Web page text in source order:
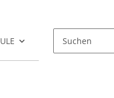
PROMO